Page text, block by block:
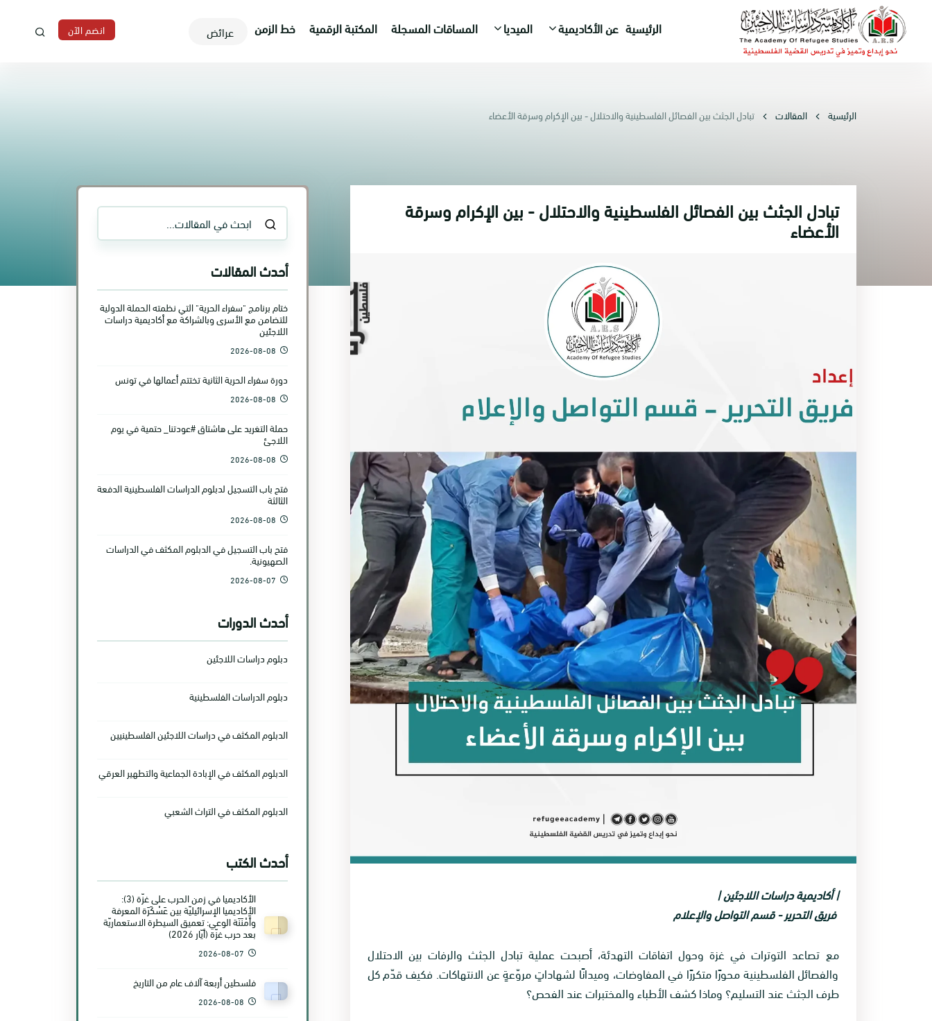
الرئيسية عن الأكاديمية الميديا المساقات المسجلة المكتبة الرقمية خط الزمن عرائض انضم الآن
الرئيسية المقالات تبادل الجثث بين الفصائل الفلسطينية والاحتلال - بين الإكرام وسرقة الأعضاء
تبادل الجثث بين الفصائل الفلسطينية والاحتلال - بين الإكرام وسرقة
الأعضاء
| أكاديمية دراسات اللاجئين |
فريق التحرير - قسم التواصل والإعلام
مع تصاعد التوترات في غزة وحول اتفاقات التهدئة، أصبحت عملية تبادل الجثث والرفات بين الاحتلال
والفصائل الفلسطينية محورًا متكررًا في المفاوضات، وميدانًا لشهاداتٍ مروّعةٍ عن الانتهاكات. فكيف قدّم كل
طرف الجثث عند التسليم؟ وماذا كشف الأطباء والمختبرات عند الفحص؟
أحدث المقالات
ختام برنامج "سفراء الحرية" التي نظمته الحملة الدولية
للتضامن مع الأسرى وبالشراكة مع أكاديمية دراسات
اللاجئين
2026-08-08
دورة سفراء الحرية الثانية تختتم أعمالها في تونس
2026-08-08
حملة التغريد على هاشتاق #عودتنا_ حتمية في يوم
اللاجئ
2026-08-08
فتح باب التسجيل لدبلوم الدراسات الفلسطينية الدفعة
الثالثة
2026-08-08
فتح باب التسجيل في الدبلوم المكثف في الدراسات
الصهيونية.
2026-08-07
أحدث الدورات
دبلوم دراسات اللاجئين
دبلوم الدراسات الفلسطينية
الدبلوم المكثف في دراسات اللاجئين الفلسطينيين
الدبلوم المكثف في الإبادة الجماعية والتطهير العرقي
الدبلوم المكثف في التراث الشعبي
أحدث الكتب
الأكاديميا في زمن الحرب على غزّة (3):
الأكاديميا الإسرائيليّة بين عَسْكَرَة المعرفة
وأَمْنَنَة الوعي: تعميق السيطرة الاستعماريّة
بعد حرب غزّة (أيّار 2026)
2026-08-07
فلسطين أربعة آلاف عام من التاريخ
2026-08-08